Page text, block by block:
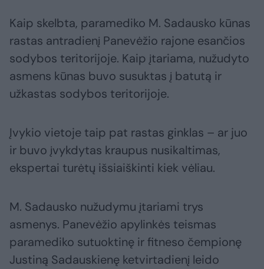
Kaip skelbta, paramediko M. Sadausko kūnas
rastas antradienį Panevėžio rajone esančios
sodybos teritorijoje. Kaip įtariama, nužudyto
asmens kūnas buvo susuktas į batutą ir
užkastas sodybos teritorijoje.
Įvykio vietoje taip pat rastas ginklas – ar juo
ir buvo įvykdytas kraupus nusikaltimas,
ekspertai turėtų išsiaiškinti kiek vėliau.
M. Sadausko nužudymu įtariami trys
asmenys. Panevėžio apylinkės teismas
paramediko sutuoktinę ir fitneso čempionę
Justiną Sadauskienę ketvirtadienį leido